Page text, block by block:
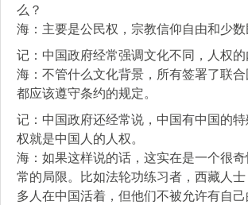
么？
海：主要是公民权，宗教信仰自由和少数
记：中国政府经常强调文化不同，人权的
海：不管什么文化背景，所有签署了联
都应该遵守条约的规定。
记：中国政府还经常说，中国有中国的
权就是中国人的人权。
海：如果这样说的话，这实在是一个很
常的局限。比如法轮功练习者，西藏人
多人在中国活着，但他们不被允许有自